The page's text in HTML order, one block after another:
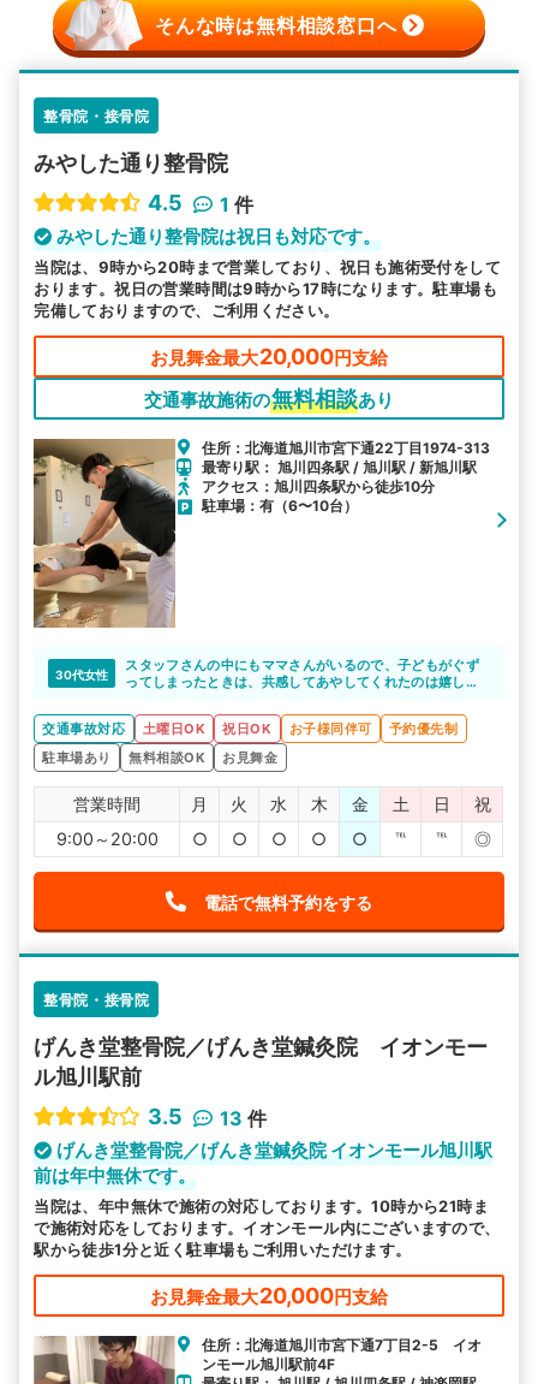
そんな時は無料相談窓口へ
整骨院・接骨院
みやした通り整骨院
4.5
1 件
みやした通り整骨院は祝日も対応です。
当院は、9時から20時まで営業しており、祝日も施術受付をして
おります。祝日の営業時間は9時から17時になります。駐車場も
完備しておりますので、ご利用ください。
お見舞金最大20,000円支給
交通事故施術の無料相談あり
住所：北海道旭川市宮下通22丁目1974-313
最寄り駅： 旭川四条駅 / 旭川駅 / 新旭川駅
アクセス：旭川四条駅から徒歩10分
駐車場：有（6〜10台）
30代女性
スタッフさんの中にもママさんがいるので、子どもがぐず
ってしまったときは、共感してあやしてくれたのは嬉しか
子どもも連れてきやすい環境なので、安心して通えてま
す。
交通事故対応 土曜日OK 祝日OK お子様同伴可
予約優先制
駐車場あり
無料相談OK お見舞金
営業時間 月 火 水 木 金 土 日
祝
9:00～20:00
○ ○ ○ ○ ○ ℡ ℡ ◎
電話で無料予約をする
整骨院・接骨院
げんき堂整骨院／げんき堂鍼灸院 イオンモー
ル旭川駅前
3.5
13 件
げんき堂整骨院／げんき堂鍼灸院 イオンモール旭川駅
前は年中無休です。
当院は、年中無休で施術の対応しております。10時から21時ま
で施術対応をしております。イオンモール内にございますので、
駅から徒歩1分と近く駐車場もご利用いただけます。
お見舞金最大20,000円支給
住所：北海道旭川市宮下通7丁目2-5 イオ
ンモール旭川駅前4F